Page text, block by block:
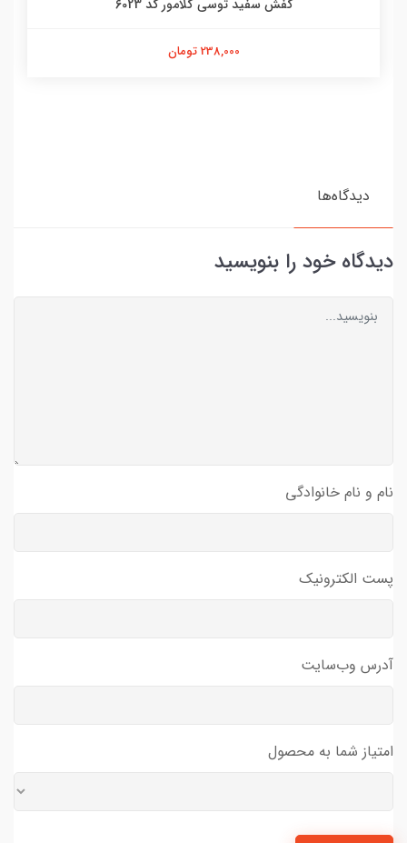
کفش سفید توسی گلامور کد 6023
238,000 تومان
دیدگاه‌ها
دیدگاه خود را بنویسید
نام و نام خانوادگی
پست الکترونیک
آدرس وب‌سایت
امتیاز شما به محصول